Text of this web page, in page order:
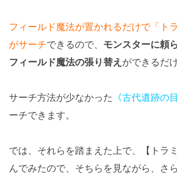
フィールド魔法が置かれるだけで「ト
がサーチできるので、 モンスターに頼
フィールド魔法の張り替え ができるだ
サーチ方法が少なかった 《古代遺跡の
ーチできます。
では、それらを踏まえた上で、【トラ
んでみたので、そちらを見ながら、さ